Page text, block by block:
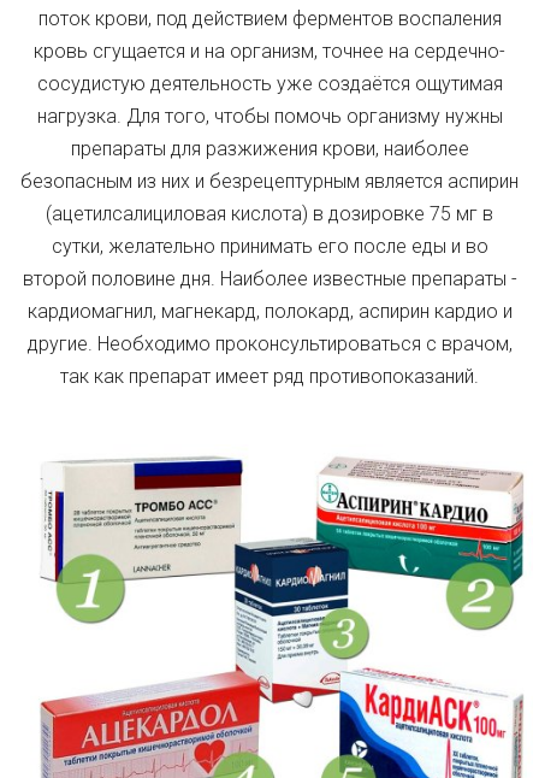
поток крови, под действием ферментов воспаления
кровь сгущается и на организм, точнее на сердечно-
сосудистую деятельность уже создаётся ощутимая
нагрузка. Для того, чтобы помочь организму нужны
препараты для разжижения крови, наиболее
безопасным из них и безрецептурным является аспирин
(ацетилсалициловая кислота) в дозировке 75 мг в
сутки, желательно принимать его после еды и во
второй половине дня. Наиболее известные препараты -
кардиомагнил, магнекард, полокард, аспирин кардио и
другие. Необходимо проконсультироваться с врачом,
так как препарат имеет ряд противопоказаний.